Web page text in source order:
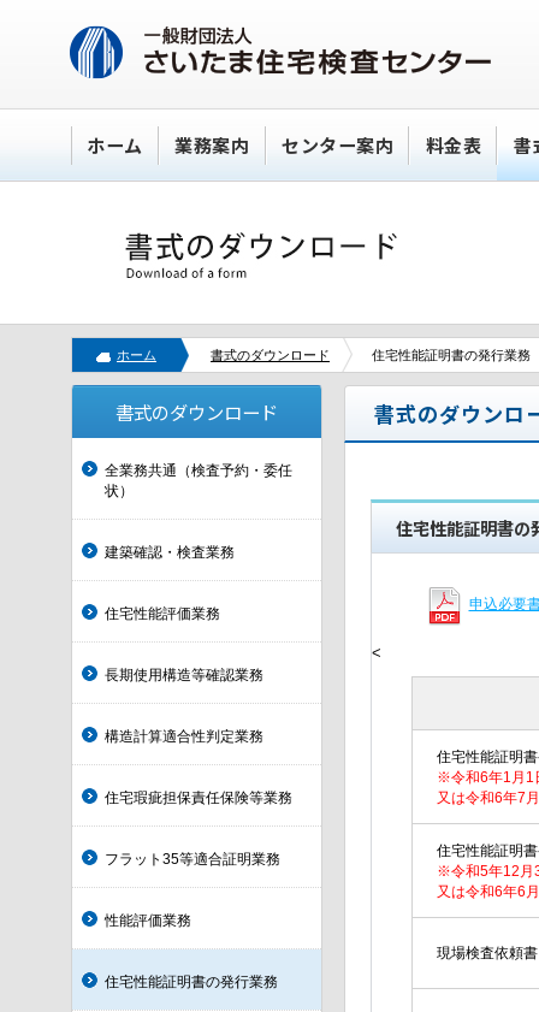
ホーム 業務案内 センター案内 料金表 書
ホーム 書式のダウンロード 住宅性能証明書の発行業務
書式のダウンロード
全業務共通（検査予約・委任
状）
建築確認・検査業務
住宅性能評価業務
長期使用構造等確認業務
構造計算適合性判定業務
住宅瑕疵担保責任保険等業務
フラット35等適合証明業務
性能評価業務
住宅性能証明書の発行業務
書式のダウンロ
住宅性能証明書の
申込必要
<
住宅性能証明
※令和6年1月1
又は令和6年7
住宅性能証明
※令和5年12月
又は令和6年6
現場検査依頼書